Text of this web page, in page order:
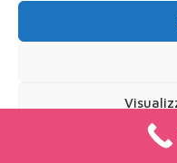
Cookie